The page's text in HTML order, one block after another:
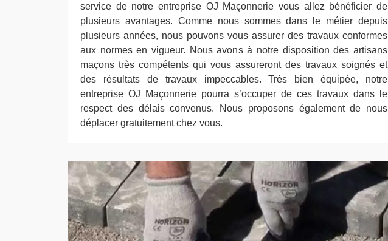
service de notre entreprise OJ Maçonnerie vous allez bénéficier de
plusieurs avantages. Comme nous sommes dans le métier depuis
plusieurs années, nous pouvons vous assurer des travaux conformes
aux normes en vigueur. Nous avons à notre disposition des artisans
maçons très compétents qui vous assureront des travaux soignés et
des résultats de travaux impeccables. Très bien équipée, notre
entreprise OJ Maçonnerie pourra s’occuper de ces travaux dans le
respect des délais convenus. Nous proposons également de nous
déplacer gratuitement chez vous.